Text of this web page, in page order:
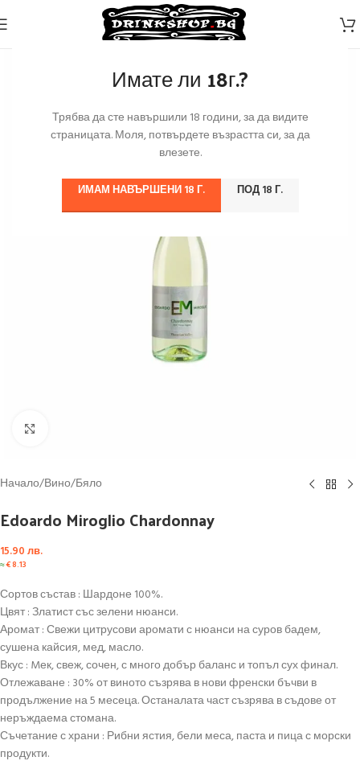
Имате ли 18г.?
Трябва да сте навършили 18 години, за да видите
страницата. Моля, потвърдете възрастта си, за да
влезете.
ИМАМ НАВЪРШЕНИ 18 Г. ПОД 18 Г.
Начало/Вино/Бяло
Edoardo Miroglio Chardonnay
15.90 лв.
≈€8.13
Сортов състав : Шардоне 100%.
Цвят : Златист със зелени нюанси.
Аромат : Свежи цитрусови аромати с нюанси на суров бадем,
сушена кайсия, мед, масло.
Вкус : Mек, свеж, сочен, с много добър баланс и топъл сух финал.
Отлежаване : 30% от виното съзрява в нови френски бъчви в
продължение на 5 месеца. Останалата част съзрява в съдове от
неръждаема стомана.
Съчетание с храни : Рибни ястия, бели меса, паста и пица с морски
продукти.